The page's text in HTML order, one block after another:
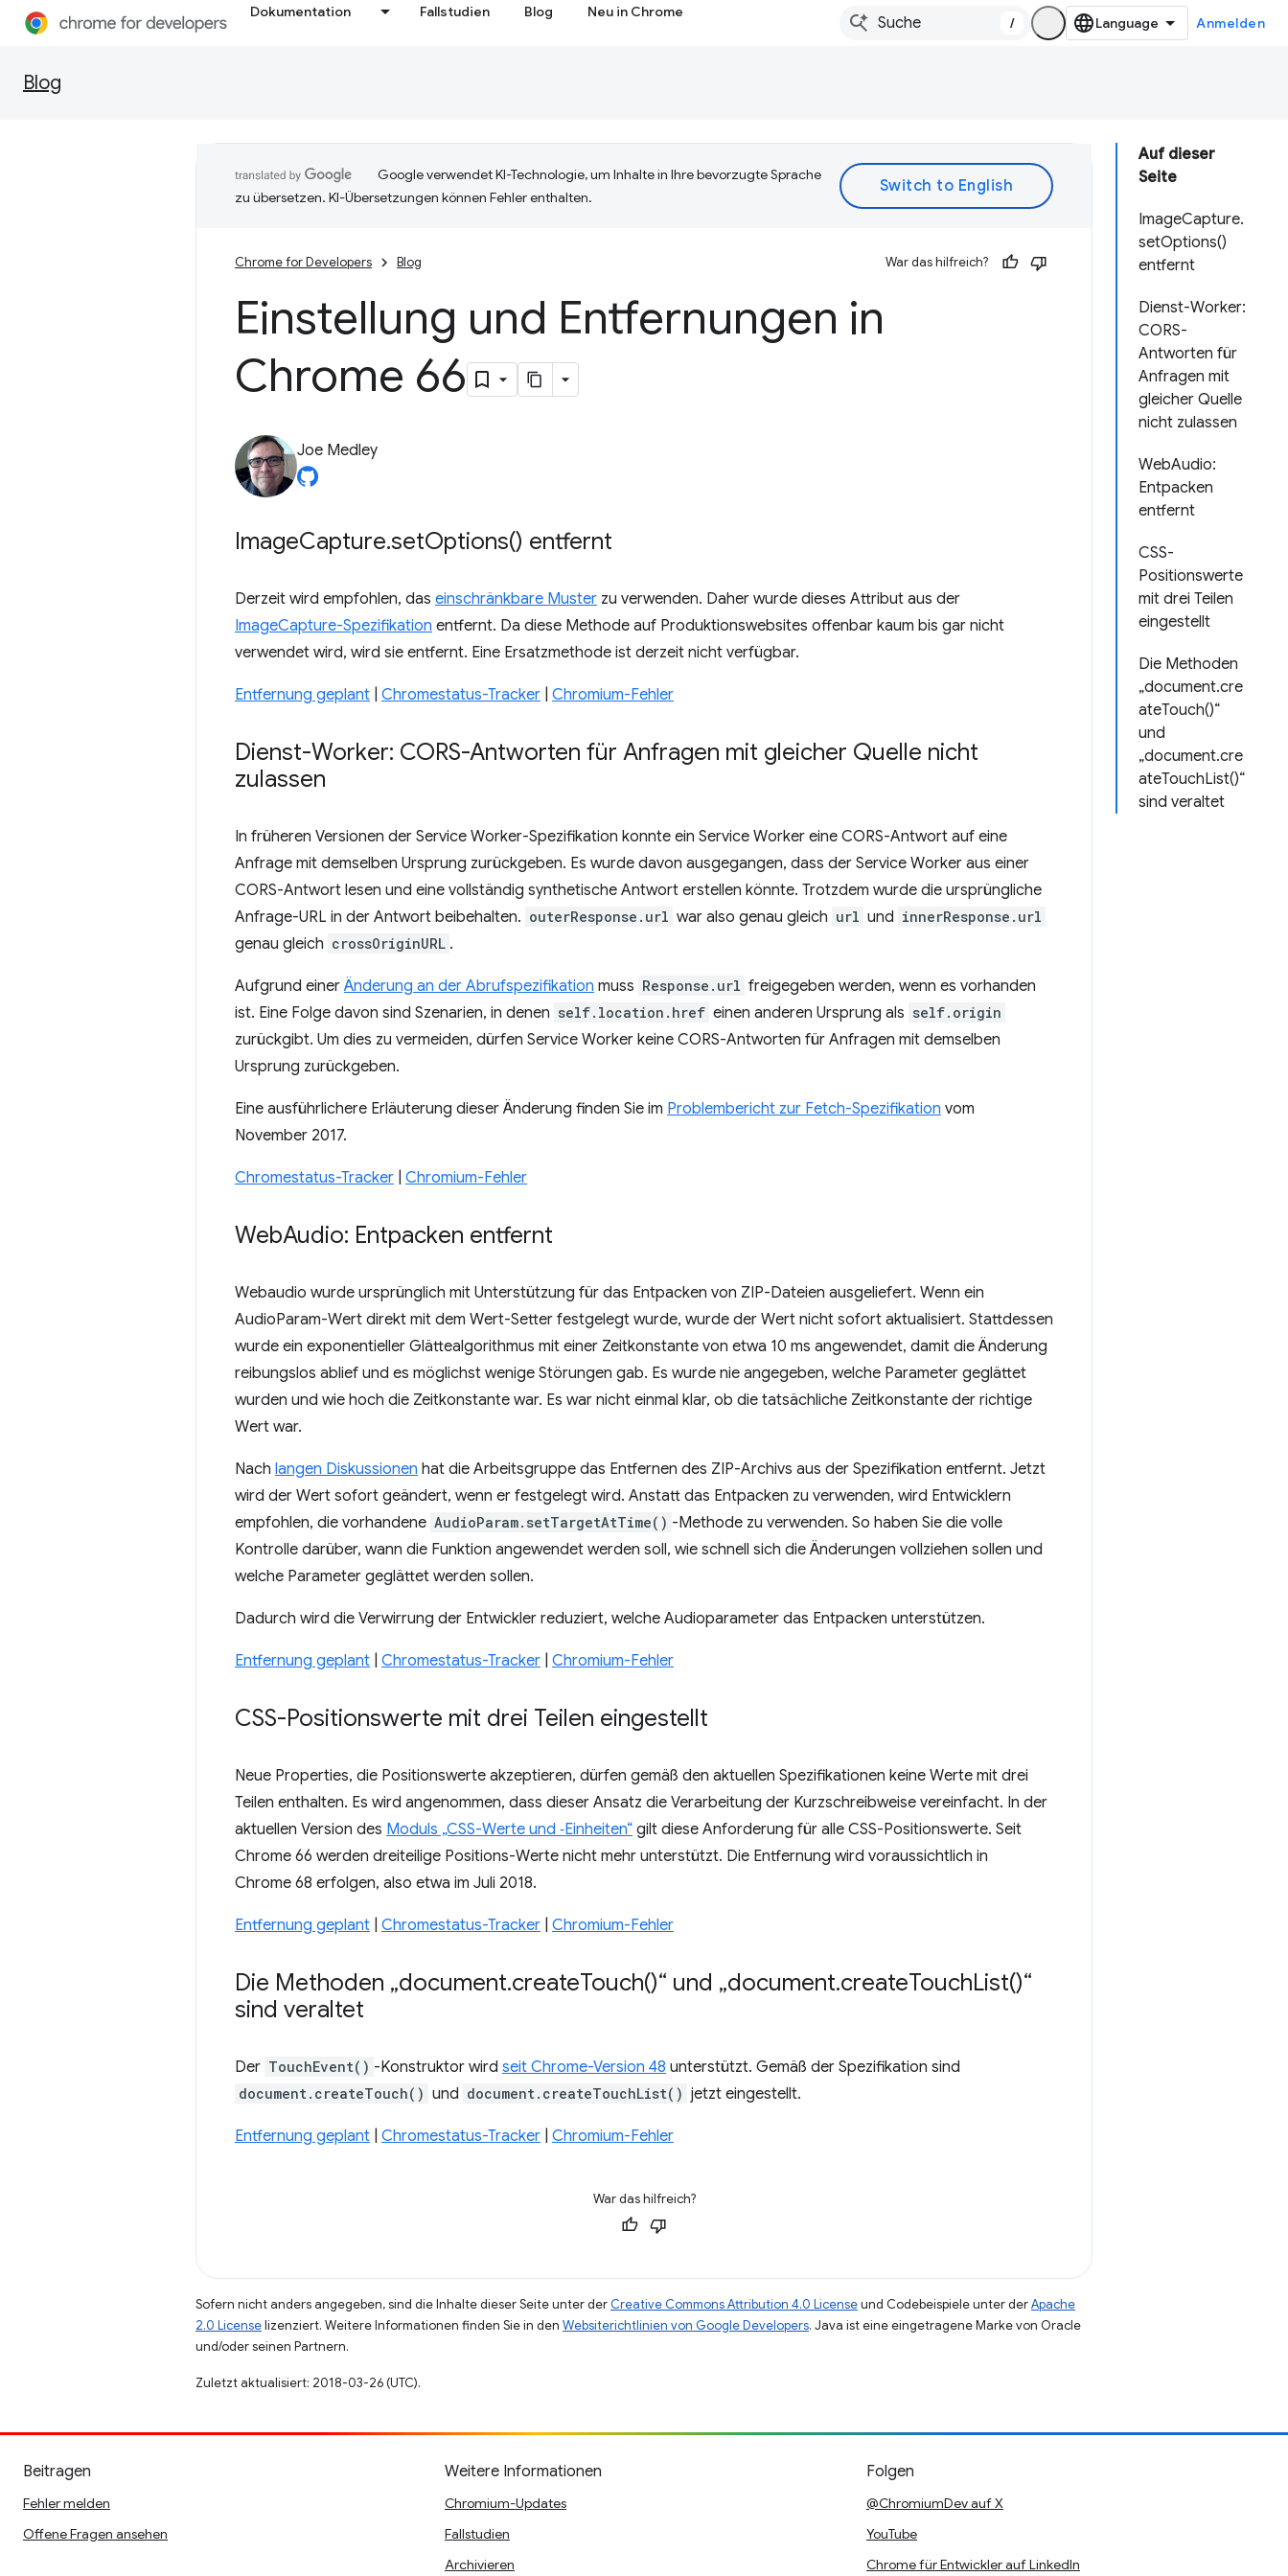
Dokumentation Fallstudien Blog Neu in Chrome
/ Anmelden
Blog
Auf dieser
Seite
ImageCapture.
setOptions()
entfernt
Dienst-Worker:
CORS-
Antworten für
Anfragen mit
gleicher Quelle
nicht zulassen
WebAudio:
Entpacken
entfernt
CSS-
Positionswerte
mit drei Teilen
eingestellt
Die Methoden
„document.cre
ateTouch()“
und
„document.cre
ateTouchList()“
sind veraltet
Google verwendet KI-Technologie, um Inhalte in Ihre bevorzugte Sprache
zu übersetzen. KI-Übersetzungen können Fehler enthalten.
Chrome for Developers Blog War das hilfreich?
Einstellung und Entfernungen in
Chrome 66
Joe Medley
ImageCapture.setOptions() entfernt
Derzeit wird empfohlen, das einschränkbare Muster zu verwenden. Daher wurde dieses Attribut aus der
ImageCapture-Spezifikation entfernt. Da diese Methode auf Produktionswebsites offenbar kaum bis gar nicht
verwendet wird, wird sie entfernt. Eine Ersatzmethode ist derzeit nicht verfügbar.
Entfernung geplant Chromestatus-Tracker Chromium-Fehler
Dienst-Worker: CORS-Antworten für Anfragen mit gleicher Quelle nicht
zulassen
In früheren Versionen der Service Worker-Spezifikation konnte ein Service Worker eine CORS-Antwort auf eine
Anfrage mit demselben Ursprung zurückgeben. Es wurde davon ausgegangen, dass der Service Worker aus einer
CORS-Antwort lesen und eine vollständig synthetische Antwort erstellen könnte. Trotzdem wurde die ursprüngliche
Anfrage-URL in der Antwort beibehalten. outerResponse.url war also genau gleich url und innerResponse.url
genau gleich crossOriginURL .
Aufgrund einer Änderung an der Abrufspezifikation muss Response.url freigegeben werden, wenn es vorhanden
ist. Eine Folge davon sind Szenarien, in denen self.location.href einen anderen Ursprung als self.origin
zurückgibt. Um dies zu vermeiden, dürfen Service Worker keine CORS-Antworten für Anfragen mit demselben
Ursprung zurückgeben.
Eine ausführlichere Erläuterung dieser Änderung finden Sie im Problembericht zur Fetch-Spezifikation vom
November 2017.
Chromestatus-Tracker Chromium-Fehler
WebAudio: Entpacken entfernt
Webaudio wurde ursprünglich mit Unterstützung für das Entpacken von ZIP-Dateien ausgeliefert. Wenn ein
AudioParam-Wert direkt mit dem Wert-Setter festgelegt wurde, wurde der Wert nicht sofort aktualisiert. Stattdessen
wurde ein exponentieller Glättealgorithmus mit einer Zeitkonstante von etwa 10 ms angewendet, damit die Änderung
reibungslos ablief und es möglichst wenige Störungen gab. Es wurde nie angegeben, welche Parameter geglättet
wurden und wie hoch die Zeitkonstante war. Es war nicht einmal klar, ob die tatsächliche Zeitkonstante der richtige
Wert war.
Nach langen Diskussionen hat die Arbeitsgruppe das Entfernen des ZIP-Archivs aus der Spezifikation entfernt. Jetzt
wird der Wert sofort geändert, wenn er festgelegt wird. Anstatt das Entpacken zu verwenden, wird Entwicklern
empfohlen, die vorhandene AudioParam.setTargetAtTime() -Methode zu verwenden. So haben Sie die volle
Kontrolle darüber, wann die Funktion angewendet werden soll, wie schnell sich die Änderungen vollziehen sollen und
welche Parameter geglättet werden sollen.
Dadurch wird die Verwirrung der Entwickler reduziert, welche Audioparameter das Entpacken unterstützen.
Entfernung geplant Chromestatus-Tracker Chromium-Fehler
CSS-Positionswerte mit drei Teilen eingestellt
Neue Properties, die Positionswerte akzeptieren, dürfen gemäß den aktuellen Spezifikationen keine Werte mit drei
Teilen enthalten. Es wird angenommen, dass dieser Ansatz die Verarbeitung der Kurzschreibweise vereinfacht. In der
aktuellen Version des Moduls „CSS-Werte und ‑Einheiten“ gilt diese Anforderung für alle CSS-Positionswerte. Seit
Chrome 66 werden dreiteilige Positions-Werte nicht mehr unterstützt. Die Entfernung wird voraussichtlich in
Chrome 68 erfolgen, also etwa im Juli 2018.
Entfernung geplant Chromestatus-Tracker Chromium-Fehler
Die Methoden „document.createTouch()“ und „document.createTouchList()“
sind veraltet
Der TouchEvent() -Konstruktor wird seit Chrome-Version 48 unterstützt. Gemäß der Spezifikation sind
document.createTouch() und document.createTouchList() jetzt eingestellt.
Entfernung geplant Chromestatus-Tracker Chromium-Fehler
War das hilfreich?
Sofern nicht anders angegeben, sind die Inhalte dieser Seite unter der Creative Commons Attribution 4.0 Licenseund Codebeispiele unter derApache
2.0 Licenselizenziert. Weitere Informationen finden Sie in den Websiterichtlinien von Google Developers. Java ist eine eingetragene Marke von Oracle
und/oder seinen Partnern.
Zuletzt aktualisiert: 2018-03-26 (UTC).
Beitragen
Fehler melden
Offene Fragen ansehen
Weitere Informationen
Chromium-Updates
Fallstudien
Archivieren
Folgen
@ChromiumDev auf X
YouTube
Chrome für Entwickler auf LinkedIn